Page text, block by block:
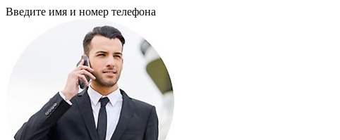
Введите имя и номер телефона